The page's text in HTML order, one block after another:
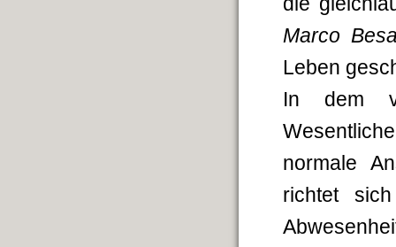
Marco
Leben
In dem
normale
richtet